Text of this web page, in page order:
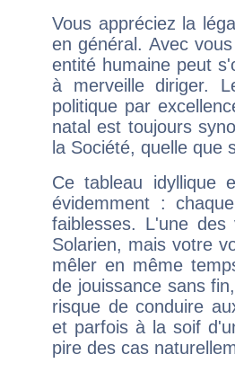
Vous appréciez la
en général. Avec
entité humaine peut
à merveille diriger.
politique par
natal est toujours
la Société, quelle que
Ce tableau idyllique
évidemment :
faiblesses. L'une
Solarien, mais votre
mêler en même
de jouissance sans
risque de conduire
et parfois à la soif
pire des cas